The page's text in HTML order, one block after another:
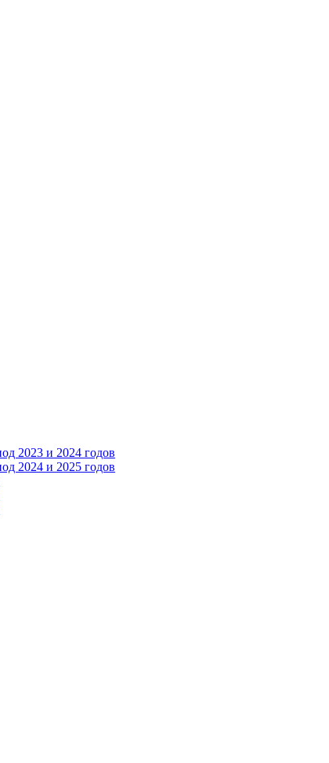
2023 и 2024 годов
2024 и 2025 годов